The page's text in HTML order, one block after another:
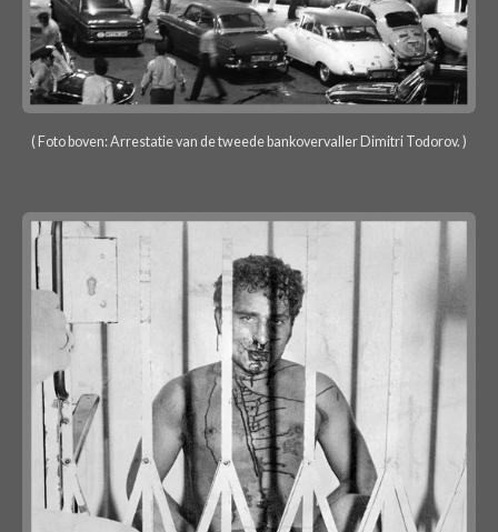
( Foto boven: Arrestatie van de tweede bankovervaller Dimitri Todorov. )